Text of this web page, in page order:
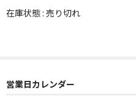
その他
在庫状態 : 売り切れ
営業日カレンダー